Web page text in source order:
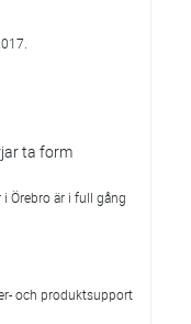
ta form
Örebro är i full gång
och produktsupport